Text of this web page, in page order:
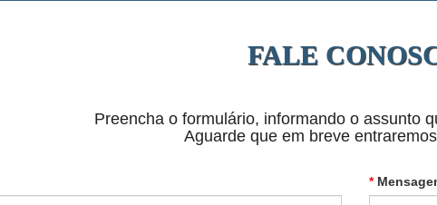
FALE
Preencha o formulário, informando o assunto
Aguarde que em breve
*